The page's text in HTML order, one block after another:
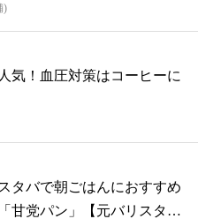
)
気！血圧対策はコーヒーに
タバで朝ごはんにおすすめ
甘党パン」【元バリスタが